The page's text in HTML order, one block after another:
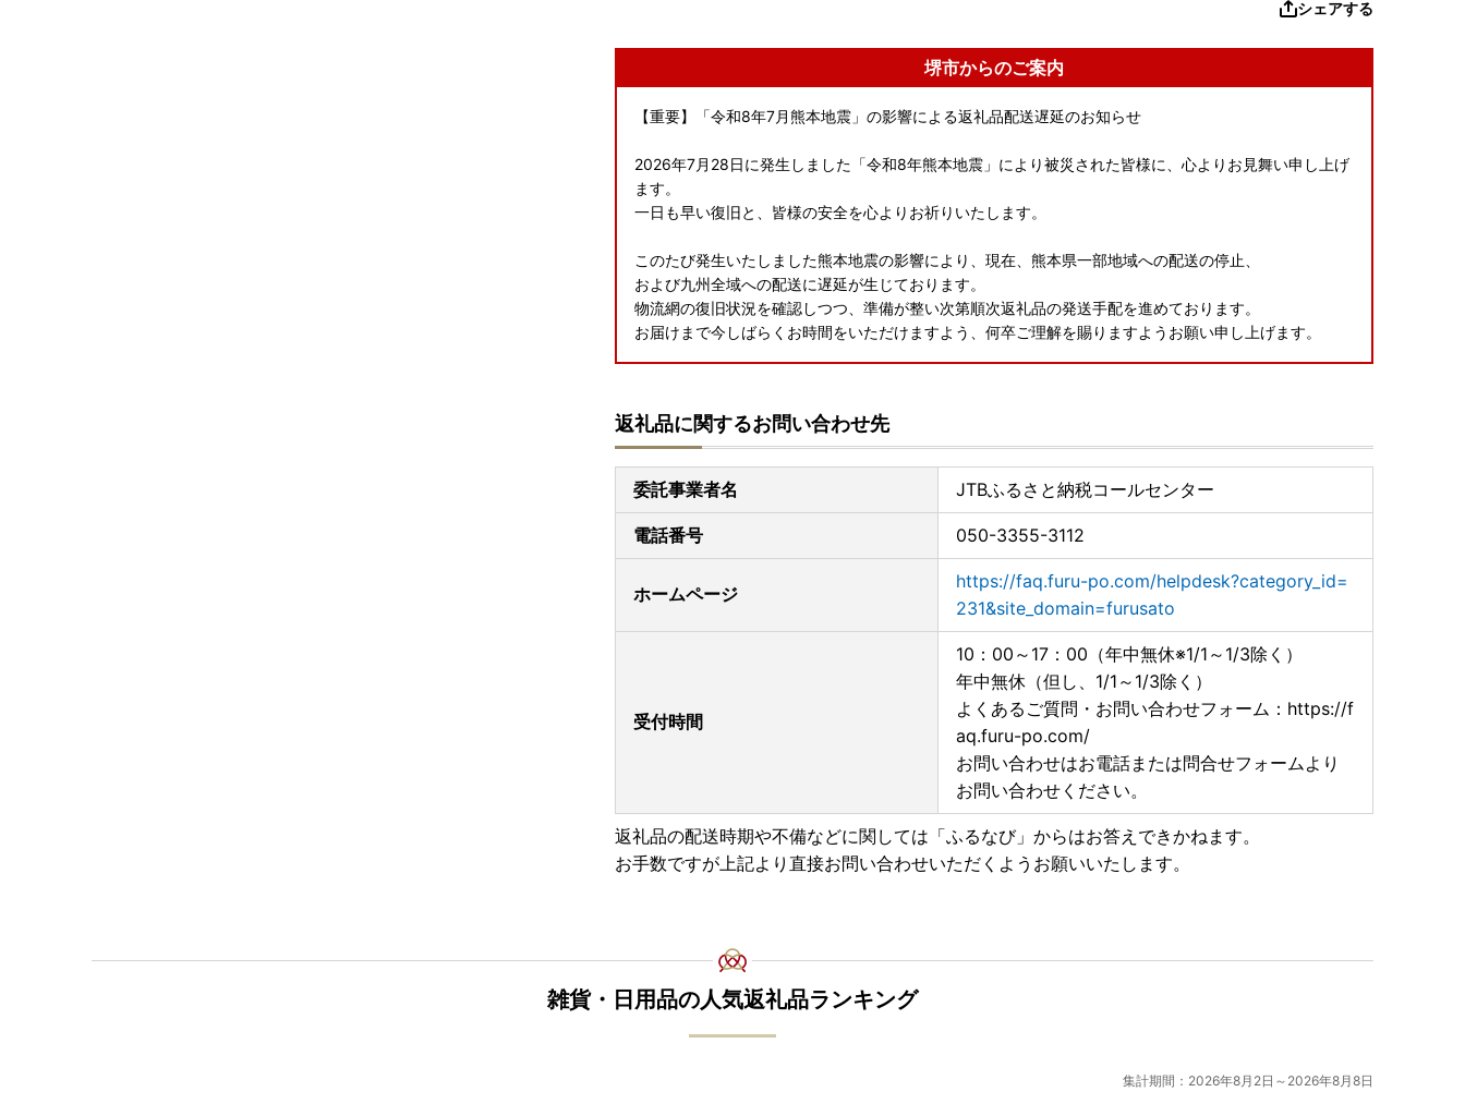
シェアする
堺市からのご案内
【重要】「令和8年7月熊本地震」の影響による返礼品配送遅延のお知らせ
2026年7月28日に発生しました「令和8年熊本地震」により被災された皆様に、心よりお見舞い申し上げ
ます。
一日も早い復旧と、皆様の安全を心よりお祈りいたします。
このたび発生いたしました熊本地震の影響により、現在、熊本県一部地域への配送の停止、
および九州全域への配送に遅延が生じております。
物流網の復旧状況を確認しつつ、準備が整い次第順次返礼品の発送手配を進めております。
お届けまで今しばらくお時間をいただけますよう、何卒ご理解を賜りますようお願い申し上げます。
返礼品に関するお問い合わせ先
委託事業者名 JTBふるさと納税コールセンター
電話番号 050-3355-3112
ホームページ
https://faq.furu-po.com/helpdesk?category_id=
231&site_domain=furusato
受付時間
10：00～17：00（年中無休※1/1～1/3除く）
年中無休（但し、1/1～1/3除く）
よくあるご質問・お問い合わせフォーム：https://f
aq.furu-po.com/
お問い合わせはお電話または問合せフォームより
お問い合わせください。
返礼品の配送時期や不備などに関しては「ふるなび」からはお答えできかねます。
お手数ですが上記より直接お問い合わせいただくようお願いいたします。
雑貨・日用品の人気返礼品ランキング
集計期間：2026年8月2日～2026年8月8日